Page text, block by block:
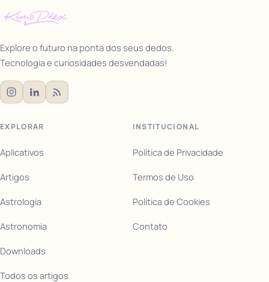
Explore o futuro na ponta dos seus dedos.
Tecnologia e curiosidades desvendadas!
EXPLORAR
Aplicativos
Artigos
Astrologia
Astronomia
Downloads
Todos os artigos
INSTITUCIONAL
Política de Privacidade
Termos de Uso
Política de Cookies
Contato